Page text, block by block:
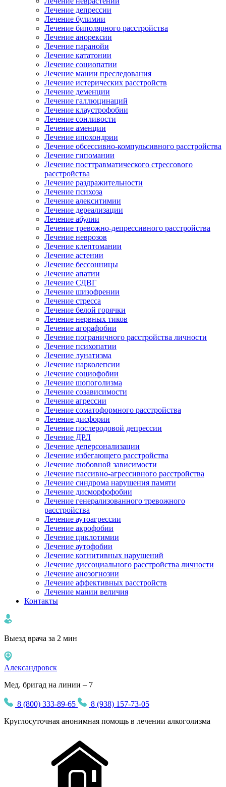
Лечение депрессии
Лечение булимии
Лечение биполярного расстройства
Лечение анорексии
Лечение паранойи
Лечение кататонии
Лечение социопатии
Лечение мании преследования
Лечение истерических расстройств
Лечение деменции
Лечение галлюцинаций
Лечение клаустрофобии
Лечение сонливости
Лечение аменции
Лечение ипохондрии
Лечение обсессивно-компульсивного расстройства
Лечение гипомании
Лечение посттравматического стрессового
расстройства
Лечение раздражительности
Лечение психоза
Лечение алекситимии
Лечение дереализации
Лечение абулии
Лечение тревожно-депрессивного расстройства
Лечение неврозов
Лечение клептомании
Лечение астении
Лечение бессонницы
Лечение апатии
Лечение СДВГ
Лечение шизофрении
Лечение стресса
Лечение белой горячки
Лечение нервных тиков
Лечение агорафобии
Лечение пограничного расстройства личности
Лечение психопатии
Лечение лунатизма
Лечение нарколепсии
Лечение социофобии
Лечение шопоголизма
Лечение созависимости
Лечение агрессии
Лечение соматоформного расстройства
Лечение дисфории
Лечение послеродовой депрессии
Лечение ДРЛ
Лечение деперсонализации
Лечение избегающего расстройства
Лечение любовной зависимости
Лечение пассивно-агрессивного расстройства
Лечение синдрома нарушения памяти
Лечение дисморфофобии
Лечение генерализованного тревожного
расстройства
Лечение аутоагрессии
Лечение акрофобии
Лечение циклотимии
Лечение аутофобии
Лечение когнитивных нарушений
Лечение диссоциального расстройства личности
Лечение анозогнозии
Лечение аффективных расстройств
Лечение мании величия
Контакты
Выезд врача за 2 мин
Александровск
Мед. бригад на линии – 7
8 (800) 333-89-65
8 (938) 157-73-05
Круглосуточная анонимная помощь в лечении алкоголизма